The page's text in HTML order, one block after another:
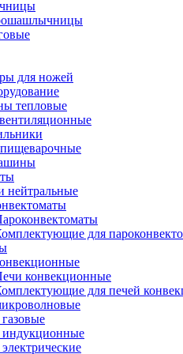
для ножей
тепловые
нейтральные
для
конвекционные
для печей